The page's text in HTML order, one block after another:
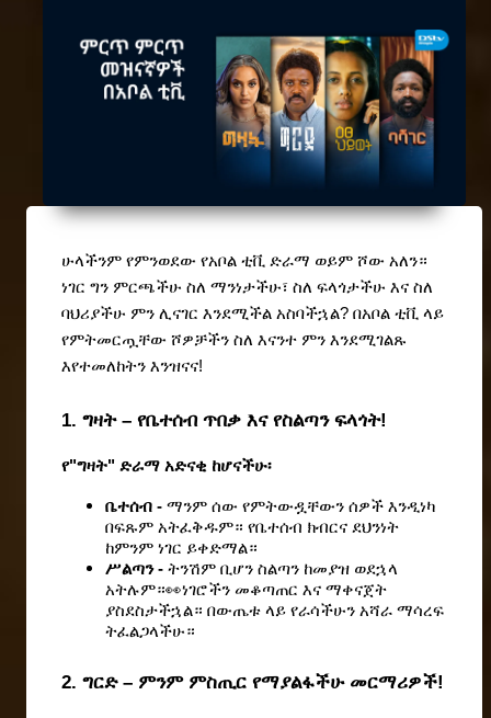
ሁላችንም የምንወደው የአቦል ቲቪ ድራማ ወይም ሾው አለን።
ነገር ግን ምርጫችሁ ስለ ማንነታችሁ፣ ስለ ፍላጎታችሁ እና ስለ
ባህሪያችሁ ምን ሊናገር እንደሚችል አስባችኋል? በአቦል ቲቪ ላይ
የምትመርጧቸው ሾዎቻችን ስለ እናንተ ምን እንደሚገልጹ
እየተመለከትን እንዝናና!
1. ግዛት – የቤተሰብ ጥበቃ እና የስልጣን ፍላጎት!
የ"ግዛት" ድራማ አድናቂ ከሆናችሁ፡
ቤተሰብ - ማንም ሰው የምትውዷቸውን ሰዎች እንዲነካ
በፍጹም አትፈቅዱም። የቤተሰብ ክብርና ደህንነት
ከምንም ነገር ይቀድማል።
ሥልጣን - ትንሽም ቢሆን ስልጣን ከመያዝ ወደኋላ
አትሉም።👀ነገሮችን መቆጣጠር እና ማቀናጀት
ያስደስታችኋል። በውጤቱ ላይ የራሳችሁን አሻራ ማሳረፍ
ትፈልጋላችሁ።
2. ግርድ – ምንም ምስጢር የማያልፋችሁ መርማሪዎች!